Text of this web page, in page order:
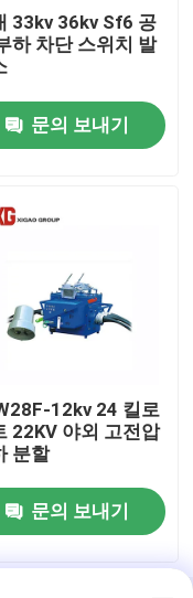
33kv 36kv Sf6 공
하 차단 스위치 발
문의 보내기
12kv 24 킬로
22KV 야외 고전압
분할
문의 보내기